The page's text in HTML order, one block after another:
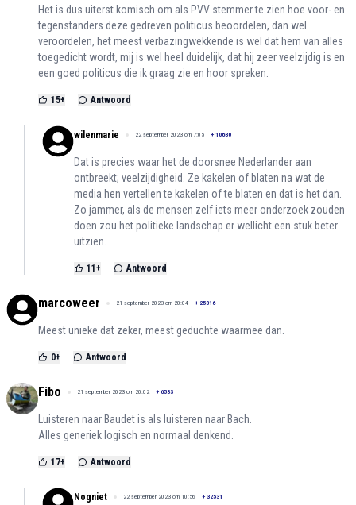
Het is dus uiterst komisch om als PVV stemmer te zien hoe voor- en
tegenstanders deze gedreven politicus beoordelen, dan wel
veroordelen, het meest verbazingwekkende is wel dat hem van alles
toegedicht wordt, mij is wel heel duidelijk, dat hij zeer veelzijdig is en
een goed politicus die ik graag zie en hoor spreken.
15+ Antwoord
wilenmarie 22 september 2023 om 7:05 + 10630
Dat is precies waar het de doorsnee Nederlander aan
ontbreekt; veelzijdigheid. Ze kakelen of blaten na wat de
media hen vertellen te kakelen of te blaten en dat is het dan.
Zo jammer, als de mensen zelf iets meer onderzoek zouden
doen zou het politieke landschap er wellicht een stuk beter
uitzien.
11 + Antwoord
marcoweer 21 september 2023 om 20:04 + 25316
Meest unieke dat zeker, meest geduchte waarmee dan.
0+ Antwoord
Fibo 21 september 2023 om 20:02 + 6533
Luisteren naar Baudet is als luisteren naar Bach.
Alles generiek logisch en normaal denkend.
17+ Antwoord
Nogniet 22 september 2023 om 10:56 + 32531